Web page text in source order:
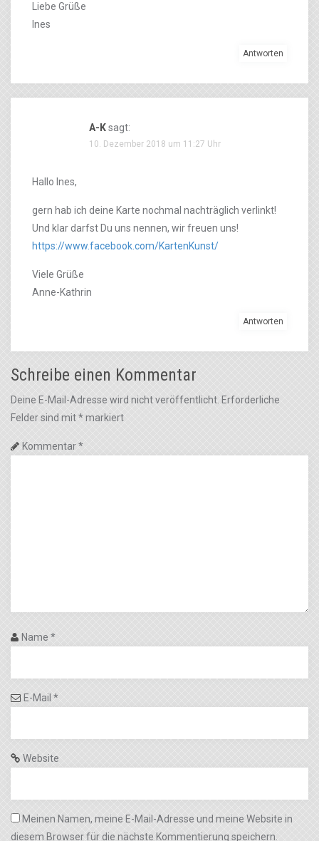
Liebe Grüße
Ines
Antworten
A-Ksagt:
10. Dezember 2018 um 11:27 Uhr
Hallo Ines,
gern hab ich deine Karte nochmal nachträglich verlinkt!
Und klar darfst Du uns nennen, wir freuen uns!
https://www.facebook.com/KartenKunst/
Viele Grüße
Anne-Kathrin
Antworten
Schreibe einen Kommentar
Deine E-Mail-Adresse wird nicht veröffentlicht. Erforderliche
Felder sind mit*markiert
Kommentar*
Name *
E-Mail *
Website
Meinen Namen, meine E-Mail-Adresse und meine Website in
diesem Browser für die nächste Kommentierung speichern.